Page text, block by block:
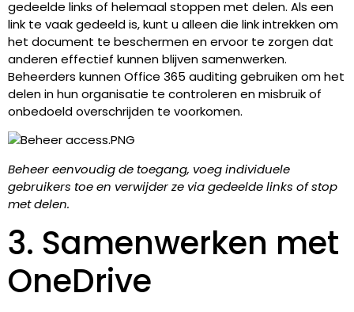
gedeelde links of helemaal stoppen met delen. Als een
link te vaak gedeeld is, kunt u alleen die link intrekken om
het document te beschermen en ervoor te zorgen dat
anderen effectief kunnen blijven samenwerken.
Beheerders kunnen Office 365 auditing gebruiken om het
delen in hun organisatie te controleren en misbruik of
onbedoeld overschrijden te voorkomen.
Beheer eenvoudig de toegang, voeg individuele
gebruikers toe en verwijder ze via gedeelde links of stop
met delen.
3. Samenwerken met
OneDrive